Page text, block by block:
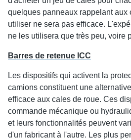
quelques panneaux rappelant aux
utiliser ne sera pas efficace.
ne les utilisera que très peu, voire
Barres de retenue ICC
Les dispositifs qui activent la
camions constituent une
efficace aux cales de roue. Ces
commande mécanique ou
et leurs fonctionnalités peuvent
d'un fabricant à l'autre. Les plus